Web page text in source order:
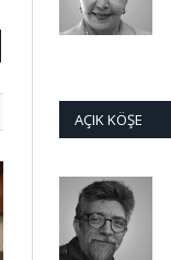
AÇIK KÖŞE